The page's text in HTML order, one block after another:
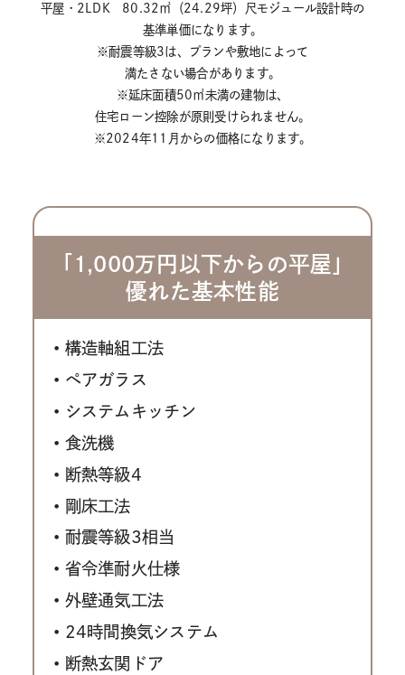
平屋・2LDK 80.32㎡（24.29坪）尺モジュール設計時の
基準単価になります。
※耐震等級3は、プランや敷地によって
満たさない場合があります。
※延床面積50㎡未満の建物は、
住宅ローン控除が原則受けられません。
※2024年11月からの価格になります。
「1,000万円以下からの平屋」
優れた基本性能
構造軸組工法
ペアガラス
システムキッチン
食洗機
断熱等級4
剛床工法
耐震等級3相当
省令準耐火仕様
外壁通気工法
24時間換気システム
断熱玄関ドア